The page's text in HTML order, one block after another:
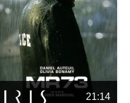
21:14